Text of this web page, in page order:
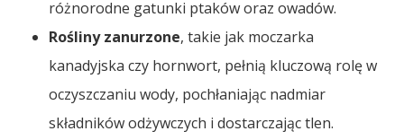
różnorodne gatunki ptaków oraz owadów.
Rośliny zanurzone, takie jak moczarka
kanadyjska czy hornwort, pełnią kluczową rolę w
oczyszczaniu wody, pochłaniając nadmiar
składników odżywczych i dostarczając tlen.